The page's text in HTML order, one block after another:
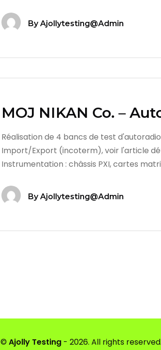
ByAjollytesting@admin
MOJ NIKAN Co. –
Réalisation de 4 bancs de test
Import/Export (incoterm), voir l'article
Instrumentation : châssis PXI, cartes
ByAjollytesting@admin
© Ajolly Testing - 2026. All rights reserved.